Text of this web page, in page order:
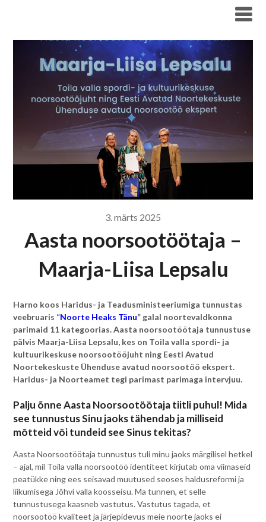
juurde
3. märts 2025
Aasta noorsootöötaja –
Maarja-Liisa Lepsalu
Harno koos Haridus- ja Teadusministeeriumiga tunnustas
veebruaris “Noorte Heaks Tänu” galal noortevaldkonna
parimaid 11 kategoorias. Aasta noorsootöötaja tunnustuse
pälvis Maarja-Liisa Lepsalu, kes on Toila valla spordi- ja
kultuurikeskuse noorsootööjuht ning Eesti Avatud
Noortekeskuste Ühenduse avatud noorsootöö ekspert.
Haridus- ja Noorteamet tegi parimast parimaga intervjuu.
Palju õnne Aasta Noorsootöötaja tiitli puhul! Mida
see tunnustus Sinu jaoks tähendab ja milliseid
mõtteid või tundeid see Sinus tekitas?
Aasta Noorsootöötaja tunnustus tuli minu jaoks märgilisel hetkel
– ajal, mil Toila valla noorsootöö identiteet kirjutab oma viimaseid
peatükke ning ees seisavad muutused seoses haldusreformi ja
liikumisega Jõhvi valla koosseisu. Ma tunnen, et selle
tunnustusega kaasneb vastutus. Vastutus tagada, et
noorsootöö kvaliteet ja järjepidevus meie noorte jaoks ei